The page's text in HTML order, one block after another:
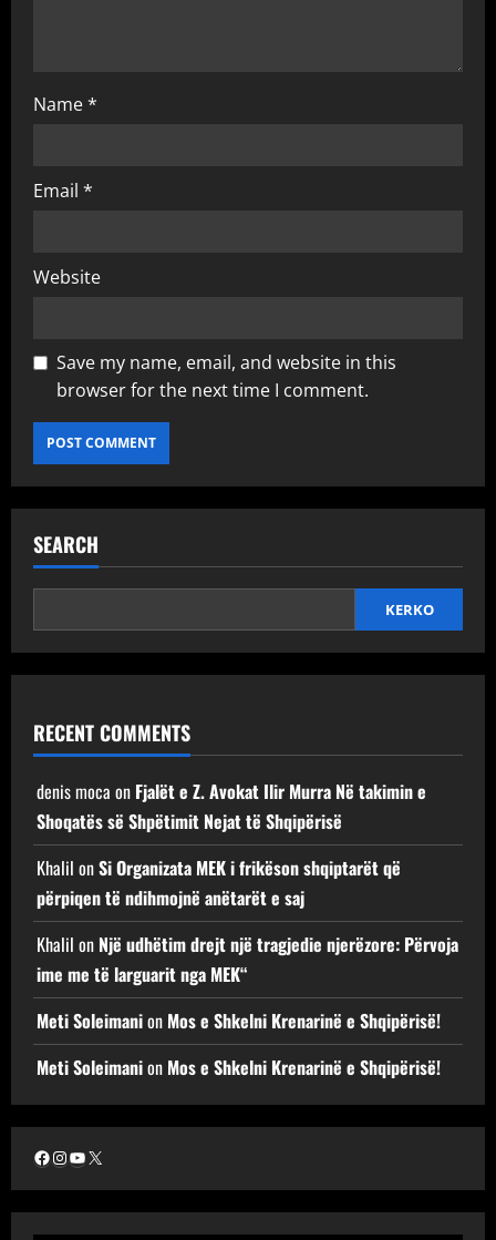
Name*
Email *
Website
Save my name, email, and website in this
browser for the next time I comment.
SEARCH
KERKO
RECENT COMMENTS
denis moca on Fjalët e Z. Avokat Ilir Murra Në takimin e
Shoqatës së Shpëtimit Nejat të Shqipërisë
Khalil onSi Organizata MEK i frikëson shqiptarët që
përpiqen të ndihmojnë anëtarët e saj
Khalil on Një udhëtim drejt një tragjedie njerëzore: Përvoja
ime me të larguarit nga MEK“
Meti Soleimanion Mos e Shkelni Krenarinë e Shqipërisë!
Meti Soleimanion Mos e Shkelni Krenarinë e Shqipërisë!
Facebook
Instagram
YouTube
X